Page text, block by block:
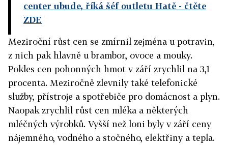
center ubude, říká šéf outletu Hatě - čtěte
ZDE
Meziroční růst cen se zmírnil zejména u potravin,
z nich pak hlavně u brambor, ovoce a mouky.
Pokles cen pohonných hmot v září zrychlil na 3,1
procenta. Meziročně zlevnily také telefonické
služby, přístroje a spotřebiče pro domácnost a plyn.
Naopak zrychlil růst cen mléka a některých
mléčných výrobků. Vyšší než loni byly v září ceny
nájemného, vodného a stočného, elektřiny a tepla.